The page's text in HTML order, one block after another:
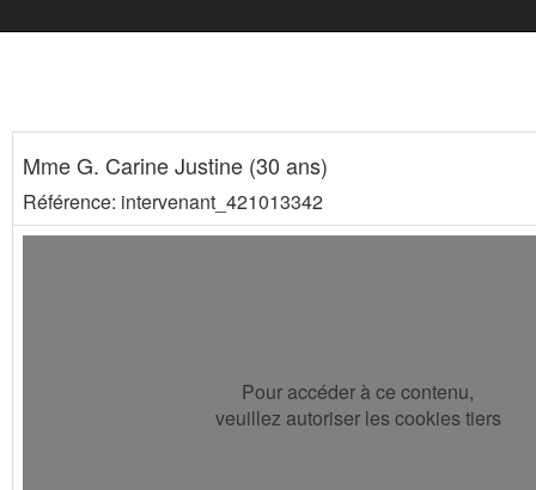
Mme G. Carine Justine (30 ans)
Référence: intervenant_421013342
Pour accéder à ce contenu,
veuillez autoriser les cookies tiers